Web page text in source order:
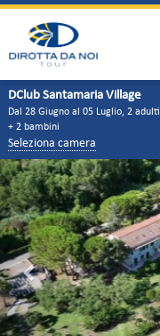
DClub Santamaria Village
Dal 28 Giugno al 05 Luglio, 2 adulti
+ 2 bambini
Seleziona camera
Previous